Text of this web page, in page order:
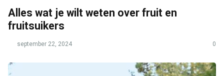
Alles wat je wilt weten over fruit en
fruitsuikers
september 22, 2024 0